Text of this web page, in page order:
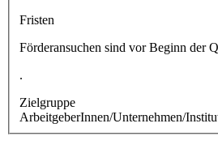
Fristen
Förderansuchen sind vor Beginn der
.
Zielgruppe
ArbeitgeberInnen/Unternehmen/